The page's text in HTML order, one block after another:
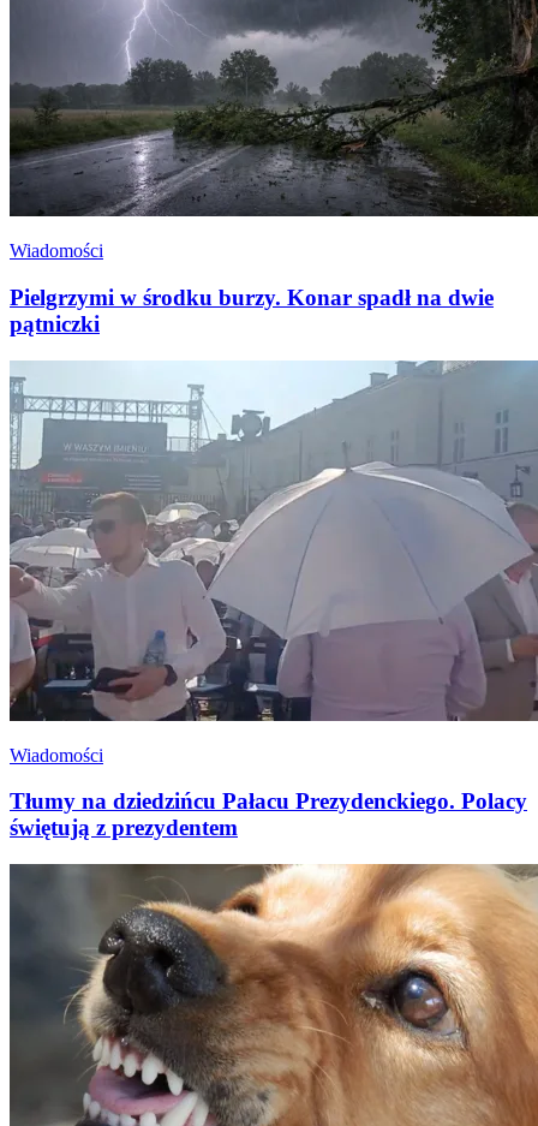
Wiadomości
Pielgrzymi w środku burzy. Konar spadł na dwie
pątniczki
Wiadomości
Tłumy na dziedzińcu Pałacu Prezydenckiego. Polacy
świętują z prezydentem